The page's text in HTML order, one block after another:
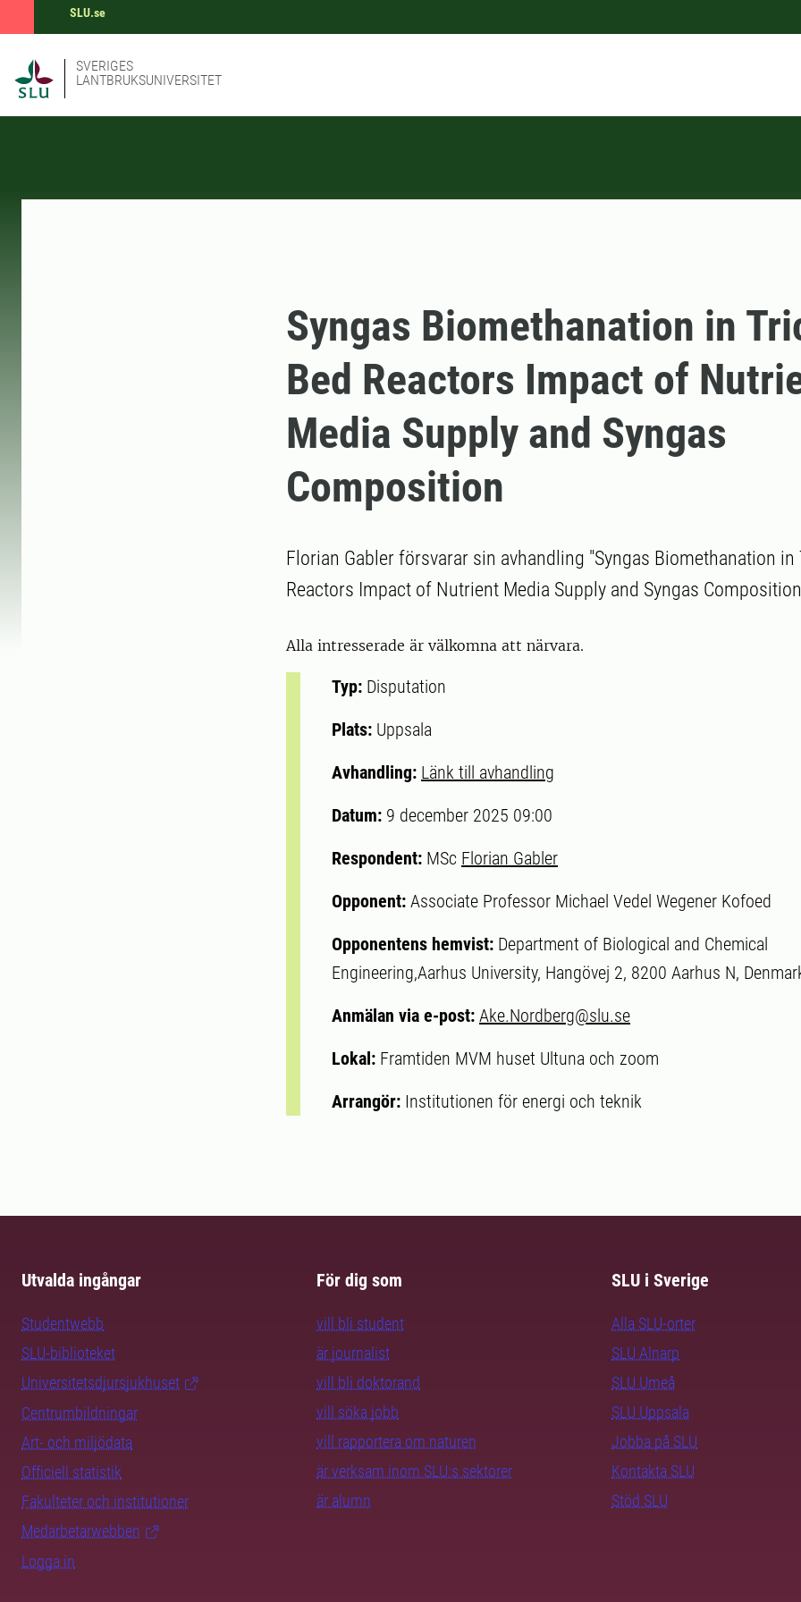
SLU.se
SVERIGES
LANTBRUKSUNIVERSITET
Syngas Biomethanation in
Bed Reactors Impact of
Media Supply and Syngas
Composition
Florian Gabler försvarar sin avhandling "Syngas Biomethanation in
Reactors Impact of Nutrient Media Supply and Syngas
Alla intresserade är välkomna att närvara.
Typ: Disputation
Plats: Uppsala
Avhandling: Länk till avhandling
Datum: 9 december 2025 09:00
Respondent: MSc Florian Gabler
Opponent: Associate Professor Michael Vedel Wegener Kofoed
Opponentens hemvist: Department of Biological and Chemical
Engineering,Aarhus University, Hangövej 2, 8200 Aarhus N,
Anmälan via e-post: Ake.Nordberg@slu.se
Lokal: Framtiden MVM huset Ultuna och zoom
Arrangör: Institutionen för energi och teknik
Utvalda ingångar
Studentwebb
SLU-biblioteket
Universitetsdjursjukhuset
Centrumbildningar
Art- och miljödata
Officiell statistik
Fakulteter och institutioner
Medarbetarwebben
Logga in
För dig som
vill bli student
är journalist
vill bli doktorand
vill söka jobb
vill rapportera om naturen
är verksam inom SLU:s sektorer
är alumn
SLU i Sverige
Alla SLU-orter
SLU Alnarp
SLU Umeå
SLU Uppsala
Jobba på SLU
Kontakta SLU
Stöd SLU